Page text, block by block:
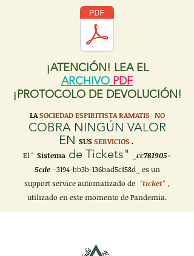
¡ATENCIÓN! LEA EL
ARCHIVO PDF
¡PROTOCOLO DE DEVOLUCIÓN!
LA SOCIEDAD ESPIRITISTA RAMATIS NO
COBRA NINGÚN VALOR
EN SUSSERVICIOS.
El " Sistema de Tickets"
_cc781905-
5cde -3194-bb3b-136bad5cf58d_ es un
support service automatizado de "ticket" ,
utilizado en este momento de Pandemia.